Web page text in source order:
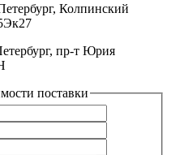
Колпинский
пр-т Юрия
поставки